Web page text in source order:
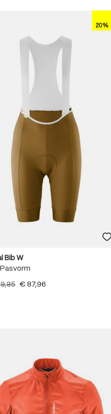
van 5 van 5 sterren
20%
Bib W
€ 87,96